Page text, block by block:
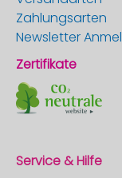
Zahlungsarten
Newsletter
Zertifikate
Service & Hilfe